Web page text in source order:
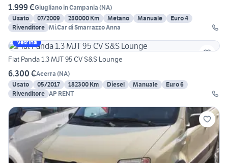
1.999 €Giugliano in Campania (NA)
Usato
07/2009 250000 Km Metano Manuale
Euro 4
Rivenditore Mi.Car di Smarrazzo Anna
Vetrina
Fiat Panda 1.3 MJT 95 CV S&S Lounge
6.300 €Acerra (NA)
Usato
05/2017 182300 Km Diesel Manuale
Euro 6
Rivenditore AP RENT